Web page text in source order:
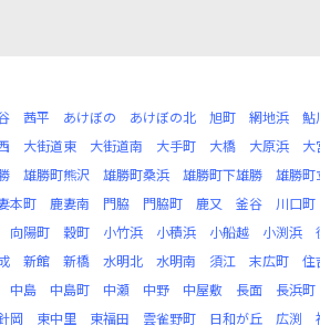
茜平 あけぼの あけぼの北 旭町 網地浜 鮎
大街道東 大街道南 大手町 大橋 大原浜 大
雄勝町熊沢 雄勝町桑浜 雄勝町下雄勝 雄勝町
本町 鹿妻南 門脇 門脇町 鹿又 釜谷 川口町
向陽町 穀町 小竹浜 小積浜 小船越 小渕浜
新館 新橋 水明北 水明南 須江 末広町 住
中島 中島町 中瀬 中野 中屋敷 長面 長浜町
岡 東中里 東福田 雲雀野町 日和が丘 広渕